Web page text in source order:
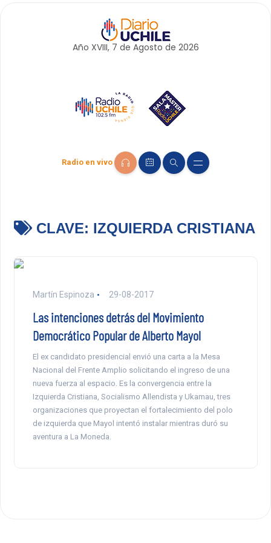
Año XVIII, 7 de Agosto de 2026
Radio en vivo
CLAVE: IZQUIERDA CRISTIANA
Martín Espinoza 29-08-2017
Las intenciones detrás del Movimiento
Democrático Popular de Alberto Mayol
El ex candidato presidencial envió una carta a la Mesa
Nacional del Frente Amplio solicitando el ingreso de una
nueva fuerza al espacio. Es la convergencia entre la
Izquierda Cristiana, Socialismo Allendista y Ukamau, tres
organizaciones que proyectan el fortalecimiento del polo
de izquierda que Mayol intentó instalar mientras duró su
aventura a La Moneda.